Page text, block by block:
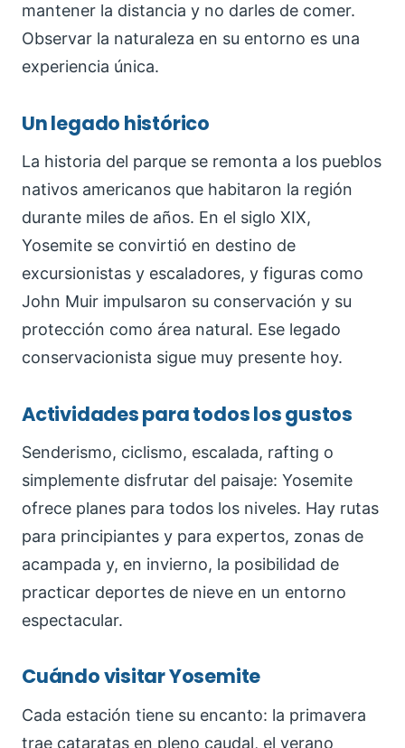
mantener la distancia y no darles de comer.
Observar la naturaleza en su entorno es una
experiencia única.
Un legado histórico
La historia del parque se remonta a los pueblos
nativos americanos que habitaron la región
durante miles de años. En el siglo XIX,
Yosemite se convirtió en destino de
excursionistas y escaladores, y figuras como
John Muir impulsaron su conservación y su
protección como área natural. Ese legado
conservacionista sigue muy presente hoy.
Actividades para todos los gustos
Senderismo, ciclismo, escalada, rafting o
simplemente disfrutar del paisaje: Yosemite
ofrece planes para todos los niveles. Hay rutas
para principiantes y para expertos, zonas de
acampada y, en invierno, la posibilidad de
practicar deportes de nieve en un entorno
espectacular.
Cuándo visitar Yosemite
Cada estación tiene su encanto: la primavera
trae cataratas en pleno caudal, el verano